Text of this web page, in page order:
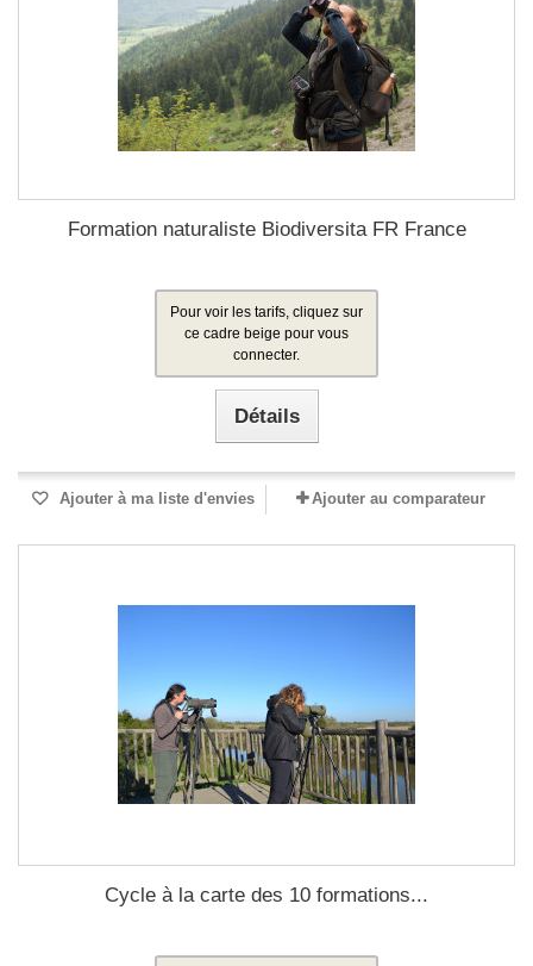
Formation naturaliste Biodiversita FR France
Pour voir les tarifs, cliquez sur
ce cadre beige pour vous
connecter.
Détails
Ajouter à ma liste d'envies Ajouter au comparateur
Cycle à la carte des 10 formations...